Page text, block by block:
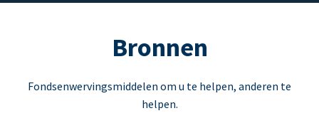
Bronnen
Fondsenwervingsmiddelen om u te helpen, anderen te
helpen.